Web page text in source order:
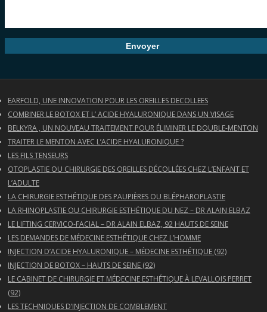
EARFOLD, UNE INNOVATION POUR LES OREILLES DECOLLEES
COMBINER LE BOTOX ET L’ ACIDE HYALURONIQUE DANS UN VISAGE
BELKYRA , UN NOUVEAU TRAITEMENT POUR ÉLIMINER LE DOUBLE-MENTON
TRAITER LE MENTON AVEC L’ACIDE HYALURONIQUE ?
LES FILS TENSEURS
OTOPLASTIE OU CHIRURGIE DES OREILLES DÉCOLLÉES CHEZ L’ENFANT ET
L’ADULTE
LA CHIRURGIE ESTHÉTIQUE DES PAUPIÈRES OU BLÉPHAROPLASTIE
LA RHINOPLASTIE OU CHIRURGIE ESTHÉTIQUE DU NEZ – DR ALAIN ELBAZ
LE LIFTING CERVICO-FACIAL – DR ALAIN ELBAZ, 92 HAUTS DE SEINE
LES DEMANDES DE MÉDECINE ESTHÉTIQUE CHEZ L’HOMME
INJECTION D’ACIDE HYALURONIQUE – MÉDECINE ESTHÉTIQUE (92)
INJECTION DE BOTOX – HAUTS DE SEINE (92)
LE CABINET DE CHIRURGIE ET MÉDECINE ESTHÉTIQUE À LEVALLOIS PERRET
(92)
LES TECHNIQUES D’INJECTION DE COMBLEMENT